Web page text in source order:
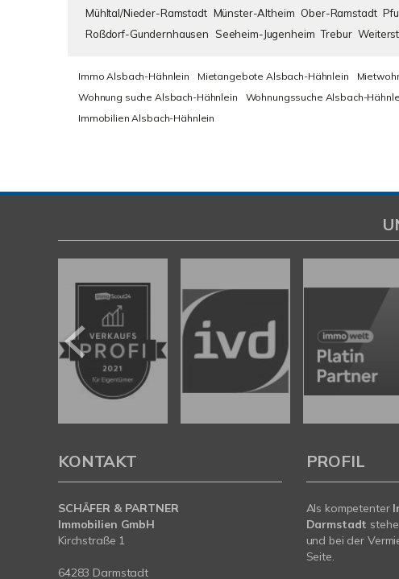
Mühltal/Nieder-Ramstadt Münster-Altheim Ober-Ramstadt
Roßdorf-Gundernhausen Seeheim-Jugenheim Trebur
Immo Alsbach-Hähnlein Mietangebote Alsbach-Hähnlein
Wohnung suche Alsbach-Hähnlein
Wohnungssuche Alsbach-
Immobilien Alsbach-Hähnlein
KONTAKT
SCHÄFER & PARTNER
Immobilien GmbH
Kirchstraße 1
64283 Darmstadt
PROFIL
Als kompetenter
Darmstadt
und bei der
Seite.